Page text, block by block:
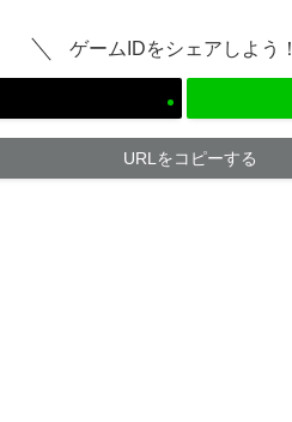
ゲームIDをシェアしよう！
URLをコピーする